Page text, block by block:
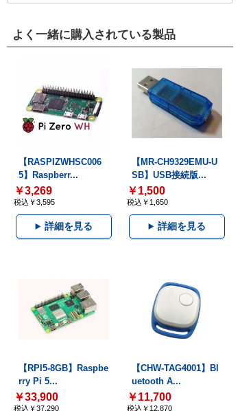
よく一緒に購入されている製品
【RASPIZWHSC006
5】Raspberr...
￥3,269
税込￥3,595
詳細を見る
【MR-CH9329EMU-U
SB】USB接続版...
￥1,500
税込￥1,650
詳細を見る
【RPI5-8GB】Raspbe
rry Pi 5...
￥33,900
税込￥37,290
【CHW-TAG4001】Bl
uetooth A...
￥11,700
税込￥12,870